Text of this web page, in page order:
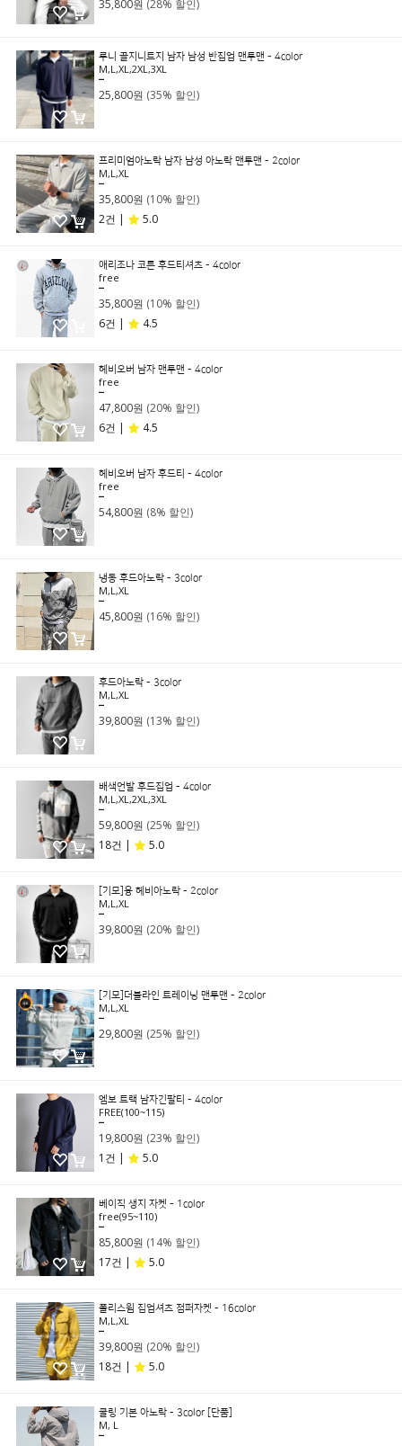
35,800원 (28% 할인)
루니 골지니트지 남자 남성 반집업 맨투맨 - 4color
M,L,XL,2XL,3XL
25,800원 (35% 할인)
프리미엄아노락 남자 남성 아노락 맨투맨 - 2color
M,L,XL
35,800원 (10% 할인)
2건 |
5.0
애리조나 코튼 후드티셔츠 - 4color
free
35,800원 (10% 할인)
6건 |
4.5
헤비오버 남자 맨투맨 - 4color
free
47,800원 (20% 할인)
6건 |
4.5
헤비오버 남자 후드티 - 4color
free
54,800원 (8% 할인)
냉동 후드아노락 - 3color
M,L,XL
45,800원 (16% 할인)
후드아노락 - 3color
M,L,XL
39,800원 (13% 할인)
배색언발 후드집업 - 4color
M,L,XL,2XL,3XL
59,800원 (25% 할인)
18건 |
5.0
[기모]융 헤비아노락 - 2color
M,L,XL
39,800원 (20% 할인)
[기모]더블라인 트레이닝 맨투맨 - 2color
M,L,XL
29,800원 (25% 할인)
엠보 트랙 남자긴팔티 - 4color
FREE(100~115)
19,800원 (23% 할인)
1건 |
5.0
베이직 생지 자켓 - 1color
free(95~110)
85,800원 (14% 할인)
17건 |
5.0
폴리스윔 집업셔츠 점퍼자켓 - 16color
M,L,XL
39,800원 (20% 할인)
18건 |
5.0
쿨링 기본 아노락 - 3color [단품]
M, L